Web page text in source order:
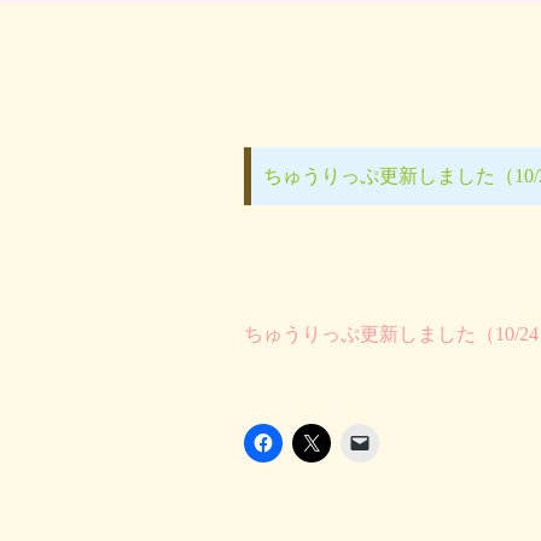
ちゅうりっぷ更新しました（10/
ちゅうりっぷ更新しました（10/24